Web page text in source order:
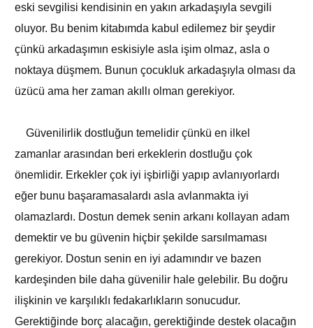
eski sevgilisi kendisinin en yakın arkadaşıyla sevgili
oluyor. Bu benim kitabımda kabul edilemez bir şeydir
çünkü arkadaşımın eskisiyle asla işim olmaz, asla o
noktaya düşmem. Bunun çocukluk arkadaşıyla olması da
üzücü ama her zaman akıllı olman gerekiyor.
Güvenilirlik dostluğun temelidir çünkü en ilkel
zamanlar arasından beri erkeklerin dostluğu çok
önemlidir. Erkekler çok iyi işbirliği yapıp avlanıyorlardı
eğer bunu başaramasalardı asla avlanmakta iyi
olamazlardı. Dostun demek senin arkanı kollayan adam
demektir ve bu güvenin hiçbir şekilde sarsılmaması
gerekiyor. Dostun senin en iyi adamındır ve bazen
kardeşinden bile daha güvenilir hale gelebilir. Bu doğru
ilişkinin ve karşılıklı fedakarlıkların sonucudur.
Gerektiğinde borç alacağın, gerektiğinde destek olacağın